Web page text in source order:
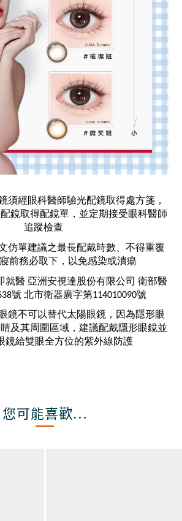
須經眼科醫師驗光配鏡取得處方箋，
鏡取得配鏡單，並定期接受眼科醫師
追蹤檢查
仿單建議之最長配戴時數、不得重覆
前務必取下，以免感染或潰瘍
就醫 亞洲安視達股份有限公司 衛部醫
號 北市衛器廣字第114010090號
鏡不可以替代太陽眼鏡，因為隱形眼
及其周圍區域，建議配戴隱形眼鏡並
鏡給雙眼全方位的紫外線防護
您可能喜歡...